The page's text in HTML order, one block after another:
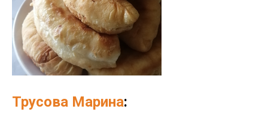
Трусова Марина: